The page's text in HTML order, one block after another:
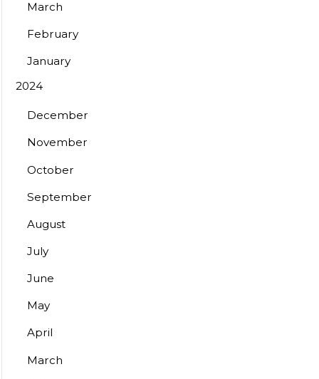
March
February
January
2024
December
November
October
September
August
July
June
May
April
March